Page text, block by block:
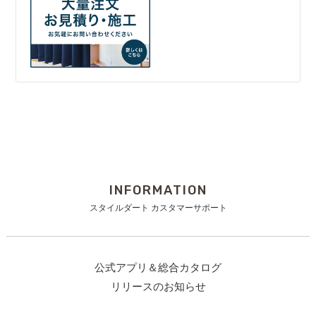
INFORMATION
スタイルダート カスタマーサポート
公式アプリ＆総合カタログ
リリースのお知らせ